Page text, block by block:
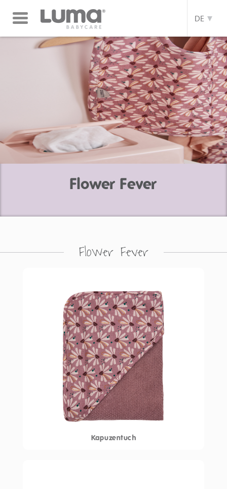
Toggle
navigation
DE
Flower Fever
Flower Fever
Kapuzentuch